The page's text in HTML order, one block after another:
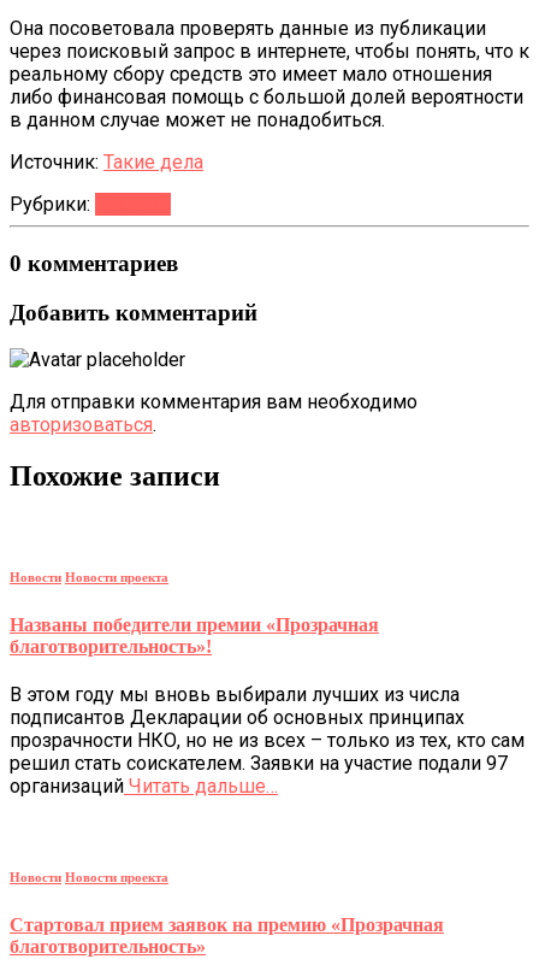
Она посоветовала проверять данные из публикации
через поисковый запрос в интернете, чтобы понять, что к
реальному сбору средств это имеет мало отношения
либо финансовая помощь с большой долей вероятности
в данном случае может не понадобиться.
Источник: Такие дела
Рубрики:
0 комментариев
Добавить комментарий
Для отправки комментария вам необходимо
авторизоваться.
Похожие записи
Новости Новости проекта
Названы победители премии «Прозрачная
благотворительность»!
В этом году мы вновь выбирали лучших из числа
подписантов Декларации об основных принципах
прозрачности НКО, но не из всех – только из тех, кто сам
решил стать соискателем. Заявки на участие подали 97
организаций Читать дальше…
Новости Новости проекта
Стартовал прием заявок на премию «Прозрачная
благотворительность»